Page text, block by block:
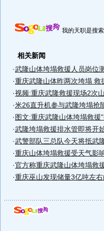
我的天职是搜索
相关新闻
·武隆山体垮塌救援人员岗位
·重庆武隆山体昨两次垮塌 救
·视频:重庆武隆救援现场2次
·米26直升机参与武隆垮塌抢
· 图文:重庆武隆山体垮塌救援
·武隆垮塌救援排水管即将开
·武警部队三总队今天将抵武
·重庆山体垮塌救援受天气影
·官方称重庆武隆山体垮塌救
·重庆巫山发现储量3亿吨左